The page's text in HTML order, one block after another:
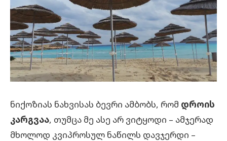
ნიქოზიას ნახვისას ბევრი ამბობს, რომ დროის
კარგვაა, თუმცა მე ასე არ ვიტყოდი – ამჯერად
მხოლოდ კვიპროსულ ნაწილს დავჯერდი –